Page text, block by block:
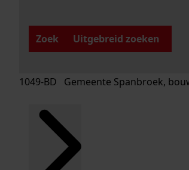
Zoek
Uitgebreid zoeken
1049-BD Gemeente Spanbroek,